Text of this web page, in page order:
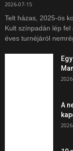
2026-07-15
Telt házas, 2025-ös
Kult színpadán lép
éves turnéjáról
A